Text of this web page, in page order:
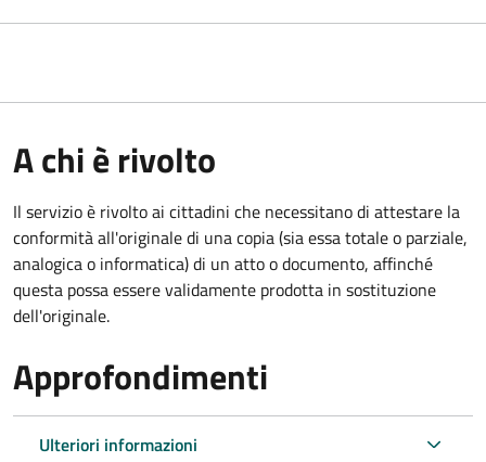
A chi è rivolto
Il servizio è rivolto ai cittadini che necessitano di attestare la
conformità all'originale di una copia (sia essa totale o parziale,
analogica o informatica) di un atto o documento, affinché
questa possa essere validamente prodotta in sostituzione
dell'originale.
Approfondimenti
Ulteriori informazioni